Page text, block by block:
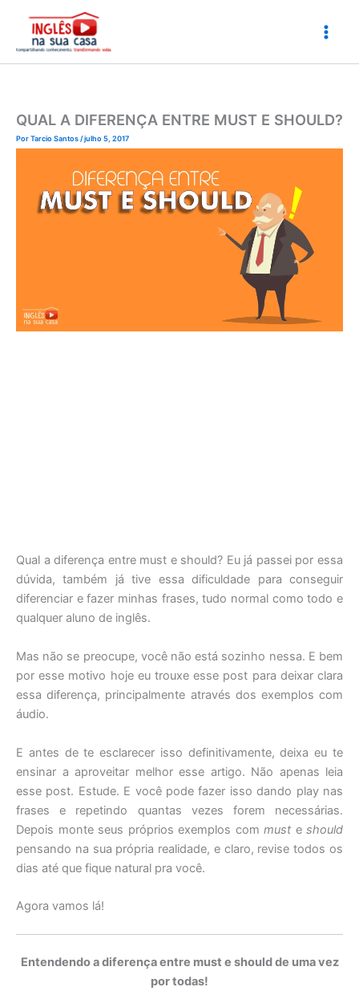
conteúdo
QUAL A DIFERENÇA ENTRE MUST E SHOULD?
PorTarcio Santos/julho 5, 2017
Qual a diferença entre must e should? Eu já passei por essa
dúvida, também já tive essa dificuldade para conseguir
diferenciar e fazer minhas frases, tudo normal como todo e
qualquer aluno de inglês.
Mas não se preocupe, você não está sozinho nessa. E bem
por esse motivo hoje eu trouxe esse post para deixar clara
essa diferença, principalmente através dos exemplos com
áudio.
E antes de te esclarecer isso definitivamente, deixa eu te
ensinar a aproveitar melhor esse artigo. Não apenas leia
esse post. Estude. E você pode fazer isso dando play nas
frases e repetindo quantas vezes forem necessárias.
Depois monte seus próprios exemplos com must e should
pensando na sua própria realidade, e claro, revise todos os
dias até que fique natural pra você.
Agora vamos lá!
Entendendo a diferença entre must e should de uma vez
por todas!